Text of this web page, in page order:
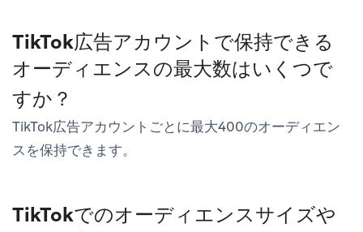
TikTok広告アカウントで保持できる
オーディエンスの最大数はいくつで
すか？
TikTok広告アカウントごとに最大400のオーディエン
スを保持できます。
TikTokでのオーディエンスサイズや